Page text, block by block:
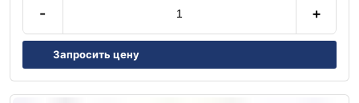
- +
Запросить цену